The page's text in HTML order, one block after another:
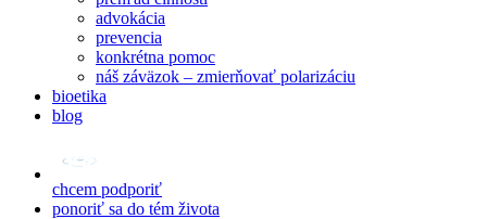
advokácia
prevencia
konkrétna pomoc
náš záväzok – zmierňovať polarizáciu
bioetika
blog
chcem podporiť
ponoriť sa do tém života